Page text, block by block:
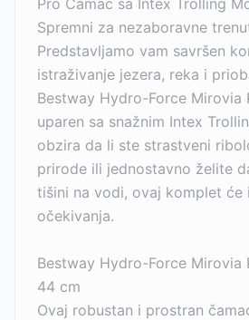
Pro Čamac sa Intex Trolling
Spremni za nezaboravne
Predstavljamo vam savršen
istraživanje jezera, reka i
Bestway Hydro-Force Mirovia
uparen sa snažnim Intex
obzira da li ste strastveni
prirode ili jednostavno želite
tišini na vodi, ovaj komplet će
očekivanja.
Bestway Hydro-Force
44 cm
Ovaj robustan i prostran